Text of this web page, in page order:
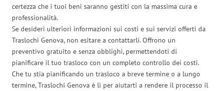
certezza che i tuoi beni saranno gestiti con la massima cura e
professionalità.
Se desideri ulteriori informazioni sui costi e sui servizi offerti da
Traslochi Genova, non esitare a contattarli. Offrono un
preventivo gratuito e senza obblighi, permettendoti di
pianificare il tuo trasloco con un completo controllo dei costi.
Che tu stia pianificando un trasloco a breve termine o a lungo
termine, Traslochi Genova è lì per aiutarti a rendere il processo il